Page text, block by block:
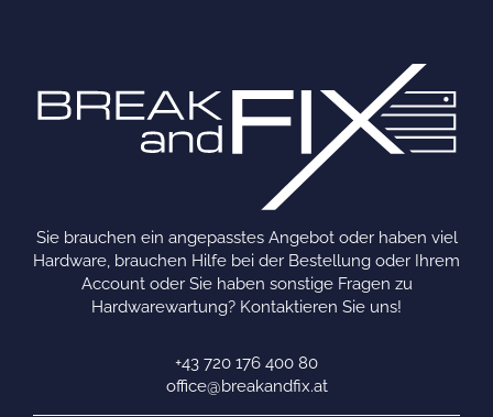
Sie brauchen ein angepasstes Angebot oder haben viel
Hardware, brauchen Hilfe bei der Bestellung oder Ihrem
Account oder Sie haben sonstige Fragen zu
Hardwarewartung? Kontaktieren Sie uns!
+43 720 176 400 80
office@breakandfix.at